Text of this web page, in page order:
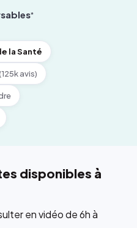
*
la Santé
avis)
disponibles à
en vidéo de 6h à